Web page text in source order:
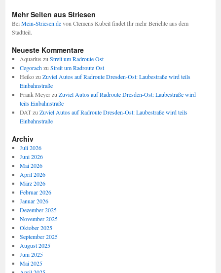
Mehr Seiten aus Striesen
Bei Mein-Striesen.devon Clemens Kubeil findet Ihr mehr Berichte aus dem
Stadtteil.
Neueste Kommentare
Aquarius zu Streit um Radroute Ost
Cegorachzu Streit um Radroute Ost
Heikozu Zuviel Autos auf Radroute Dresden-Ost: Laubestraße wird teils
Einbahnstraße
Frank Meyerzu Zuviel Autos auf Radroute Dresden-Ost: Laubestraße wird
teils Einbahnstraße
DATzu Zuviel Autos auf Radroute Dresden-Ost: Laubestraße wird teils
Einbahnstraße
Archiv
Juli 2026
Juni 2026
Mai 2026
April 2026
März 2026
Februar 2026
Januar 2026
Dezember 2025
November 2025
Oktober 2025
September 2025
August 2025
Juni 2025
Mai 2025